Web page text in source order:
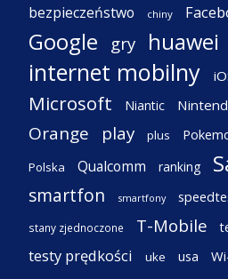
bezpieczeństwo chiny
Google gry huawei
internet mobilny
Microsoft Niantic
Orange play plus
Polska Qualcomm ranking
smartfon smartfony
stany zjednoczone T-Mobile
testy prędkości uke usa